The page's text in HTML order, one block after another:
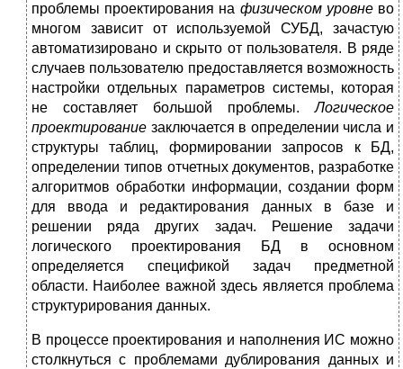
проблемы проектирования на физическом уровнево
многом зависит от используемой СУБД, зачастую
автоматизировано и скрыто от пользователя. В ряде
случаев пользователю предоставляется возможность
настройки отдельных параметров системы, которая
не составляет большой проблемы.Логическое
проектирование заключается в определении числа и
структуры таблиц, формировании запросов к БД,
определении типов отчетных документов, разработке
алгоритмов обработки информации, создании форм
для ввода и редактирования данных в базе и
решении ряда других задач. Решение задачи
логического проектирования БД в основном
определяется спецификой задач предметной
области. Наиболее важной здесь является проблема
структурирования данных.
В процессе проектирования и наполнения ИС можно
столкнуться с проблемами дублирования данных и